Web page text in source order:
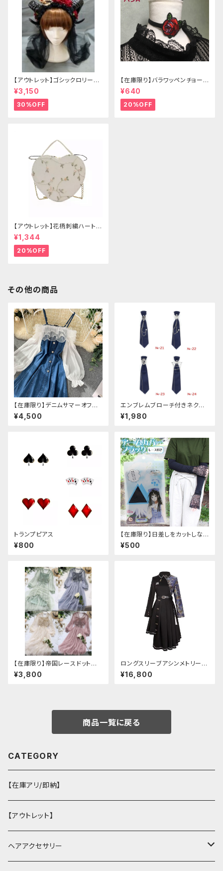
【アウトレット】ゴシックロリータ
ゴールドクラウン＆ホーン(ヴェ
ール付き)
¥3,150
30%OFF
【在庫限り】バラワッペンチョーカ
ー
¥640
20%OFF
【アウトレット】花柄刺繍ハートバ
ッグ
¥1,344
20%OFF
その他の商品
【在庫限り】デニムサマーオフシ
ョルダーワンピース（ミニ丈
¥4,500
エンブレムブローチ付きネクタ
イ(ネイビー)
¥1,980
トランプピアス
¥800
【在庫限り】日差しをカットしな
がら手元もオシャレに♪ UVア
ームカバー ブラック レース
¥500
【在庫限り】帝国レースドットワ
ンピース
¥3,800
ロングスリーブアシンメトリーチ
ャイナドレス
¥16,800
商品一覧に戻る
CATEGORY
【在庫アリ/即納】
【アウトレット】
ヘアアクセサリー